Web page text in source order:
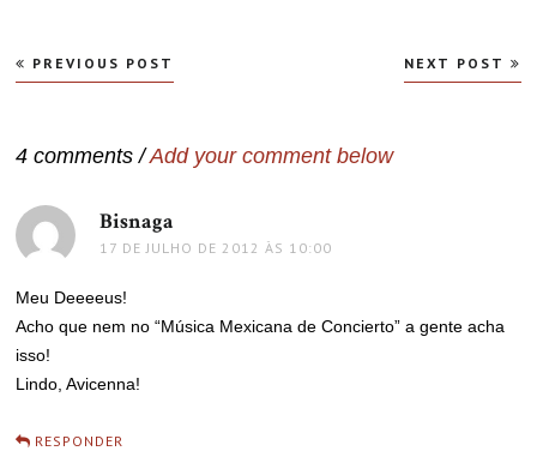
Navegação
de
PREVIOUS POST NEXT POST
4 comments /Add your comment below
Bisnaga
17 DE JULHO DE 2012 ÀS 10:00
Meu Deeeeus!
Acho que nem no “Música Mexicana de Concierto” a gente acha
isso!
Lindo, Avicenna!
RESPONDER